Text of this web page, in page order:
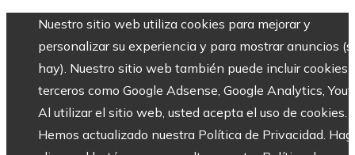
Nuestro sitio web utiliza cookies para mejorar y
personalizar su experiencia y para mostrar anuncios
hay). Nuestro sitio web también puede incluir cookies
terceros como Google Adsense, Google Analytics,
Al utilizar el sitio web, usted acepta el uso de cookies.
Hemos actualizado nuestra Política de Privacidad.